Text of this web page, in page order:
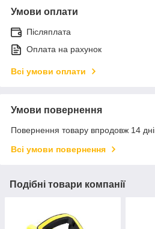
Умови оплати
Післяплата
Оплата на рахунок
Всі умови оплати
Умови повернення
Повернення товару впродовж 14
Всі умови повернення
Подібні товари компанії